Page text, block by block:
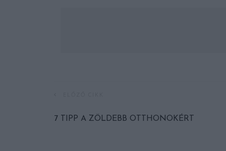
7 TIPP A ZÖLDEBB OTTHONOKÉRT